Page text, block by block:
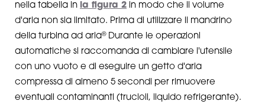
nella tabella in la figura 2 in modo che il volume
d'aria non sia limitato. Prima di utilizzare il mandrino
della turbina ad aria®Durante le operazioni
automatiche si raccomanda di cambiare l'utensile
con uno vuoto e di eseguire un getto d'aria
compressa di almeno 5 secondi per rimuovere
eventuali contaminanti (trucioli, liquido refrigerante).